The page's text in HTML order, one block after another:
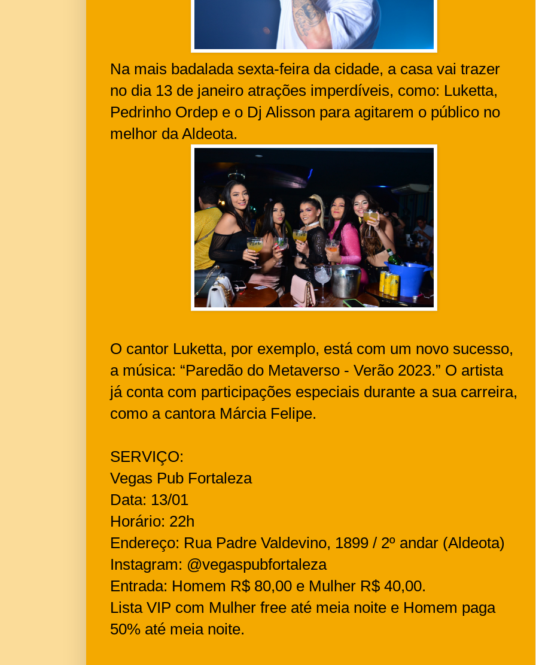
Na mais badalada sexta-feira da cidade, a casa vai trazer
no dia 13 de janeiro atrações imperdíveis, como: Luketta,
Pedrinho Ordep e o Dj Alisson para agitarem o público no
melhor da Aldeota.
O cantor Luketta, por exemplo, está com um novo sucesso,
a música: “Paredão do Metaverso - Verão 2023.” O artista
já conta com participações especiais durante a sua carreira,
como a cantora Márcia Felipe.
SERVIÇO:
Vegas Pub Fortaleza
Data: 13/01
Horário: 22h
Endereço: Rua Padre Valdevino, 1899 / 2º andar (Aldeota)
Instagram: @vegaspubfortaleza
Entrada: Homem R$ 80,00 e Mulher R$ 40,00.
Lista VIP com Mulher free até meia noite e Homem paga
50% até meia noite.